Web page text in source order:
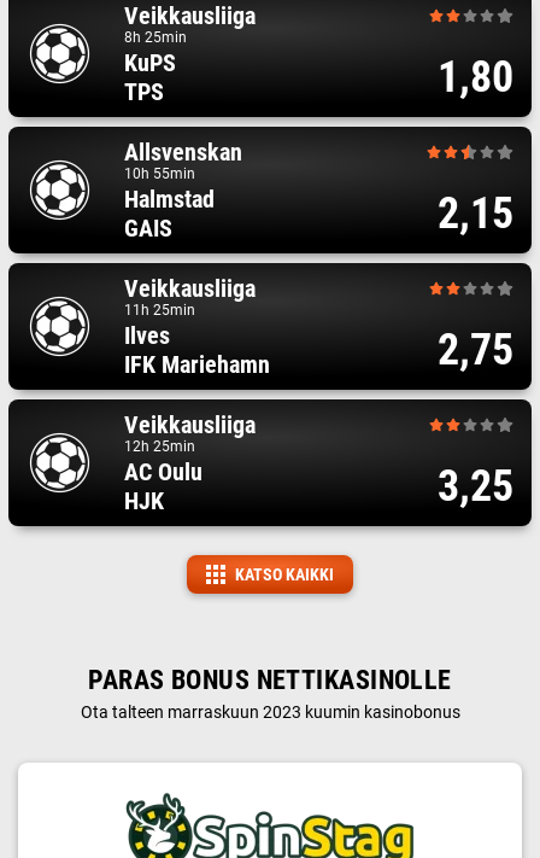
Veikkausliiga
8h 25min
KuPS
TPS
1,80
Allsvenskan
10h 55min
Halmstad
GAIS
2,15
Veikkausliiga
11h 25min
Ilves
IFK Mariehamn
2,75
Veikkausliiga
12h 25min
AC Oulu
HJK
3,25
KATSO KAIKKI
PARAS BONUS NETTIKASINOLLE
Ota talteen marraskuun 2023 kuumin kasinobonus